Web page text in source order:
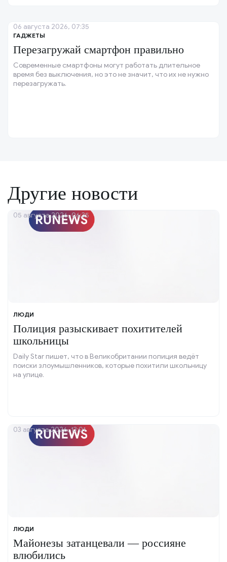
ГАДЖЕТЫ
Перезагружай смартфон правильно
Современные смартфоны могут работать длительное
время без выключения, но это не значит, что их не нужно
перезагружать.
06 августа 2026, 07:35
Другие новости
ЛЮДИ
Полиция разыскивает похитителей
школьницы
Daily Star пишет, что в Великобритании полиция ведёт
поиски злоумышленников, которые похитили школьницу
на улице.
05 августа 2026, 06:35
ЛЮДИ
Майонезы затанцевали — россияне
влюбились
03 августа 2026, 13:01